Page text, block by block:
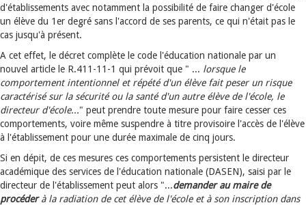
d'établissements avec notamment la possibilité de faire changer d'école
un élève du 1er degré sans l'accord de ses parents, ce qui n'était pas le
cas jusqu'à présent.
A cet effet, le décret complète le code l'éducation nationale par un
nouvel article le R.411-11-1 qui prévoit que " ... lorsque le
comportement intentionnel et répété d'un élève fait peser un risque
caractérisé sur la sécurité ou la santé d'un autre élève de l'école, le
directeur d'école..." peut prendre toute mesure pour faire cesser ces
comportements, voire même suspendre à titre provisoire l'accès de l'élève
à l'établissement pour une durée maximale de cinq jours.
Si en dépit, de ces mesures ces comportements persistent le directeur
académique des services de l'éducation nationale (DASEN), saisi par le
directeur de l'établissement peut alors "...demander au maire de
procéderà la radiation de cet élève de l'école et à son inscription dans